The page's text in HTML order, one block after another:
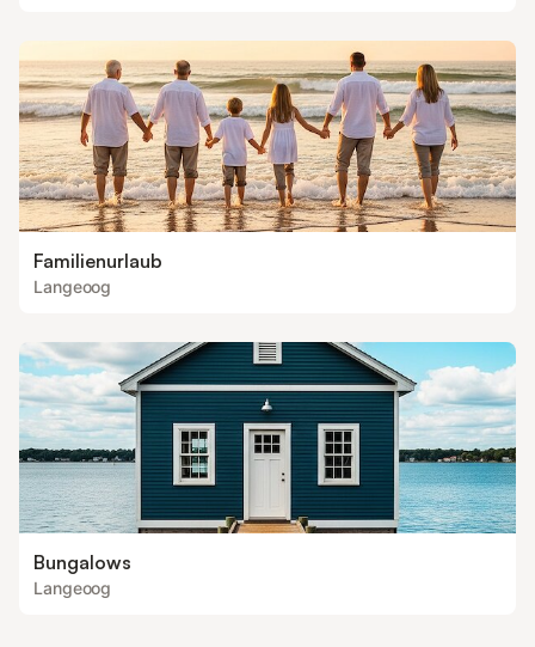
Familienurlaub
Langeoog
Bungalows
Langeoog